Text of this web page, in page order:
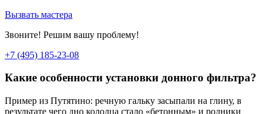
Вызвать мастера
Звоните! Решим вашу проблему!
+7 (495) 185-23-08
Какие особенности установки донного фильтра?
Пример из Путятино: речную гальку засыпали на глину, в
результате чего дно колодца стало «бетонным» и родники